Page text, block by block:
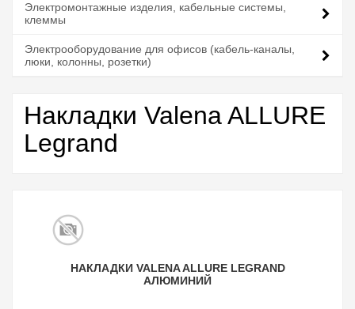
Электромонтажные изделия, кабельные системы,
клеммы
Электрооборудование для офисов (кабель-каналы,
люки, колонны, розетки)
Накладки Valena ALLURE
Legrand
НАКЛАДКИ VALENA ALLURE LEGRAND
АЛЮМИНИЙ